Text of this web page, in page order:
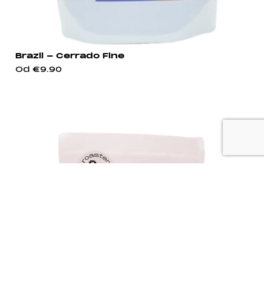
Brazil - Cerrado Fine
Od €9.90